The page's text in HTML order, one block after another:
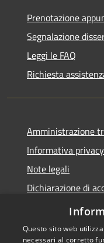
Prenotazione
Segnalazione
Leggi le FAQ
Richiesta
Amministrazione
Informativa privacy
Note legali
Dichiarazione di
WhistleblowingPA
Questo sito web
necessari al corretto